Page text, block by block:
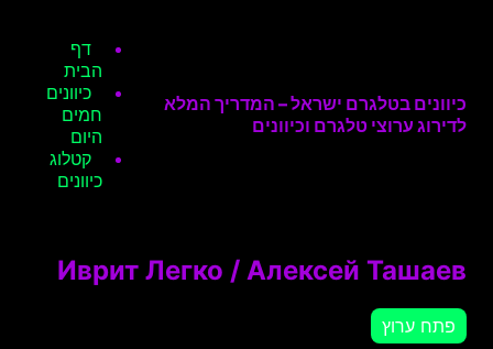
כיוונים בטלגרם ישראל – המדריך המלא
לדירוג ערוצי טלגרם וכיוונים
דף
הבית
כיוונים
חמים
היום
קטלוג
כיוונים
Иврит Легко / Алексей Ташаев
פתח ערוץ